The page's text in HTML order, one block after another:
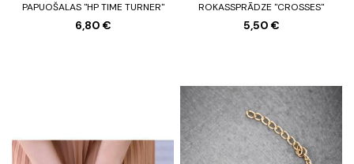
PAPUOŠALAS "HP TIME TURNER"
6,80 €
ROKASSPRĀDZE "CROSSES"
5,50 €